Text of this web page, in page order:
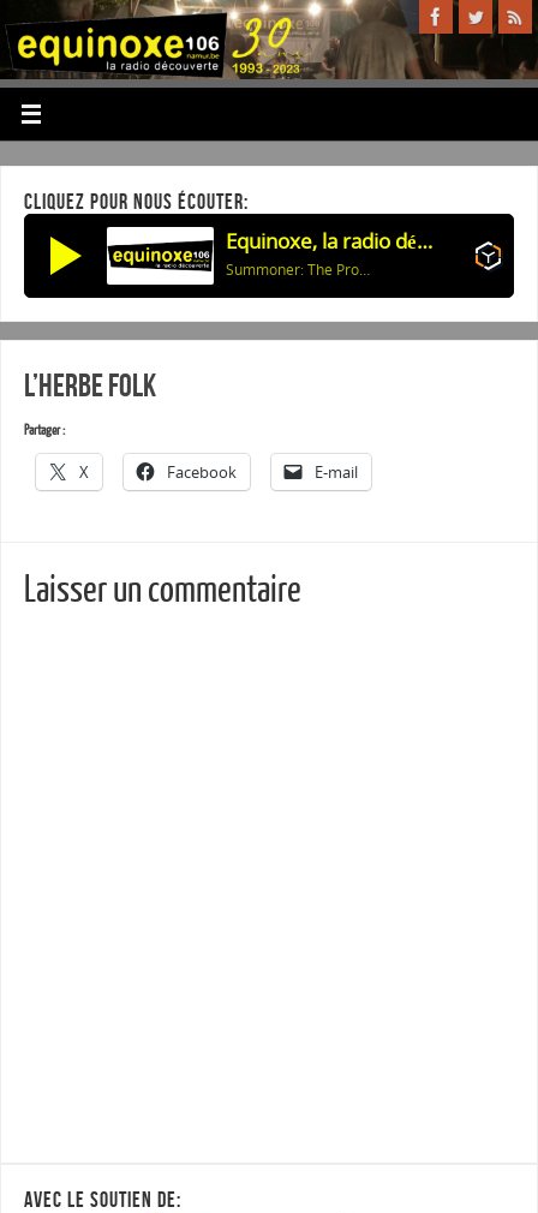
CLIQUEZ POUR NOUS ÉCOUTER:
Equinoxe, la radio découverte
Summoner: The Prophecy
L’Herbe Folk
Partager :
X Facebook E-mail
Laisser un commentaire
AVEC LE SOUTIEN DE: